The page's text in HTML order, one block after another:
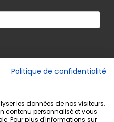
Politique de confidentialité
les données de nos visiteurs,
contenu personnalisé et vous
Pour plus d'informations sur